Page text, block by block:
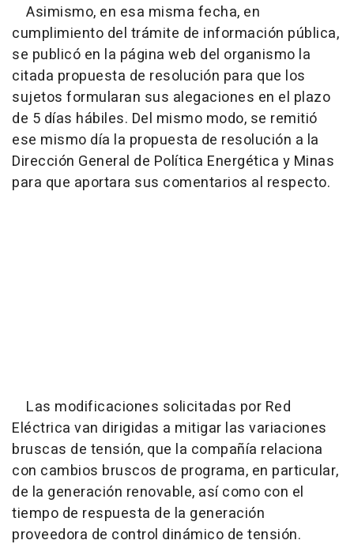
Asimismo, en esa misma fecha, en
cumplimiento del trámite de información pública,
se publicó en la página web del organismo la
citada propuesta de resolución para que los
sujetos formularan sus alegaciones en el plazo
de 5 días hábiles. Del mismo modo, se remitió
ese mismo día la propuesta de resolución a la
Dirección General de Política Energética y Minas
para que aportara sus comentarios al respecto.
Las modificaciones solicitadas por Red
Eléctrica van dirigidas a mitigar las variaciones
bruscas de tensión, que la compañía relaciona
con cambios bruscos de programa, en particular,
de la generación renovable, así como con el
tiempo de respuesta de la generación
proveedora de control dinámico de tensión.